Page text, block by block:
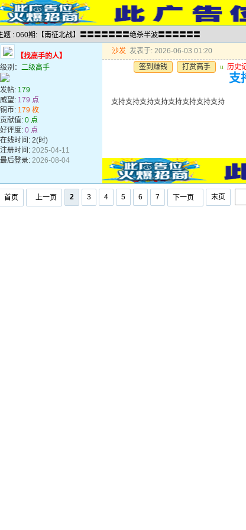
题 : 060期:【南征北战】〓〓〓〓〓〓〓绝杀半波〓〓〓〓〓〓
【找高手的人】
级别： 二级高手
发帖: 179
威望: 179 点
铜币: 179 枚
贡献值: 0 点
好评度: 0 点
在线时间: 2(时)
注册时间: 2025-04-11
最后登录: 2026-08-04
沙发 发表于: 2026-06-03 01:20
签到赚钱
打赏高手 u 历史
支
支持支持支持支持支持支持支持支持
首页 上一页 2 3 4 5 6 7 下一页 末页